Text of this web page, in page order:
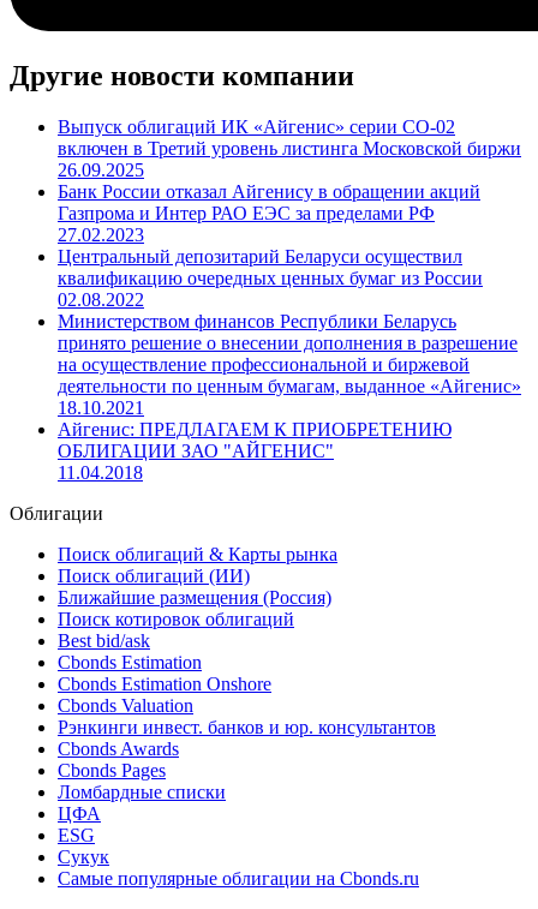
Другие новости компании
Выпуск облигаций ИК «Айгенис» серии СО-02
включен в Третий уровень листинга Московской биржи
26.09.2025
Банк России отказал Айгенису в обращении акций
Газпрома и Интер РАО ЕЭС за пределами РФ
27.02.2023
Центральный депозитарий Беларуси осуществил
квалификацию очередных ценных бумаг из России
02.08.2022
Министерством финансов Республики Беларусь
принято решение о внесении дополнения в разрешение
на осуществление профессиональной и биржевой
деятельности по ценным бумагам, выданное «Айгенис»
Айгенис: ПРЕДЛАГАЕМ К ПРИОБРЕТЕНИЮ
11.04.2018
Облигации
Поиск облигаций & Карты рынка
Поиск облигаций (ИИ)
Ближайшие размещения (Россия)
Поиск котировок облигаций
Best bid/ask
Cbonds Estimation
Cbonds Estimation Onshore
Cbonds Valuation
Рэнкинги инвест. банков и юр. консультантов
Cbonds Awards
Cbonds Pages
Ломбардные списки